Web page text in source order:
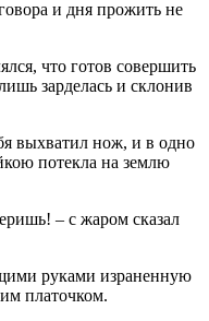
и дня прожить не
что готов совершить
зарделась и склонив
выхватил нож, и в одно
потекла на землю
– с жаром сказал
руками израненную
платочком.